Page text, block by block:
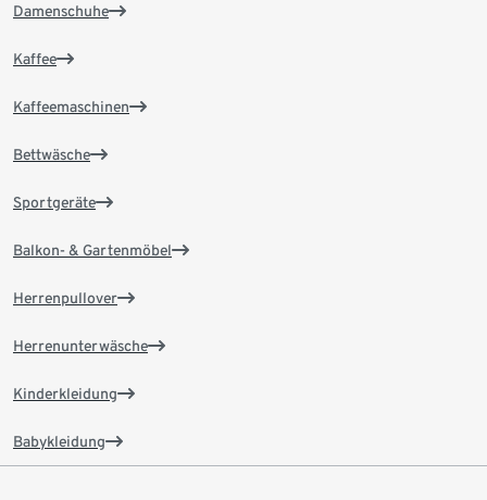
Damenschuhe
Kaffee
Kaffeemaschinen
Bettwäsche
Sportgeräte
Balkon- & Gartenmöbel
Herrenpullover
Herrenunterwäsche
Kinderkleidung
Babykleidung